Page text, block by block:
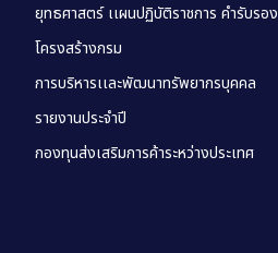
ยุทธศาสตร์ เเผนปฏิบัติราชการ คำรับรอง
โครงสร้างกรม
การบริหารเเละพัฒนาทรัพยากรบุคคล
รายงานประจำปี
กองทุนส่งเสริมการค้าระหว่างประเทศ